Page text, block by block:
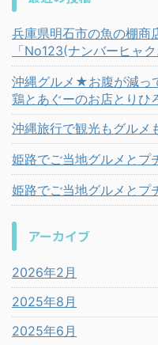
兵庫県明石市の魚の棚商
「No123(ナンバーヒャ
沖縄グルメ★お腹が減っ
鶏とあぐーのお店とりひ
沖縄旅行で観光もグル
姫路でご当地グルメとプ
姫路でご当地グルメとプ
アーカイブ
2026年2月
2025年8月
2025年6月